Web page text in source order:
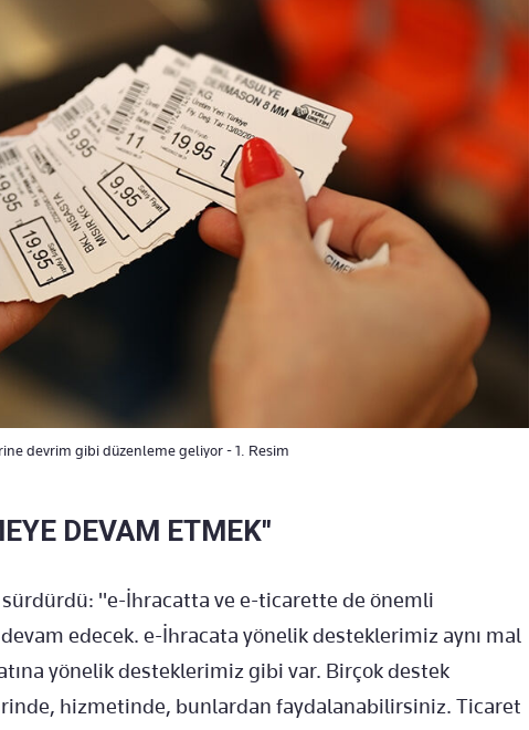
devrim gibi düzenleme geliyor - 1. Resim
DEVAM ETMEK"
"e-İhracatta ve e-ticarette de önemli
edecek. e-İhracata yönelik desteklerimiz aynı mal
yönelik desteklerimiz gibi var. Birçok destek
hizmetinde, bunlardan faydalanabilirsiniz. Ticaret